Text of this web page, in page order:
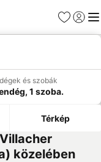
Kedvencek
és szobák
1 szoba.
Térkép
közelében